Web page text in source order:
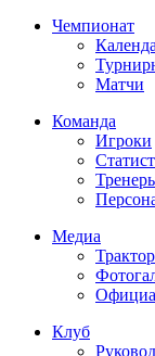
Чемпионат
Матчи
Команда
Игроки
Медиа
Клуб